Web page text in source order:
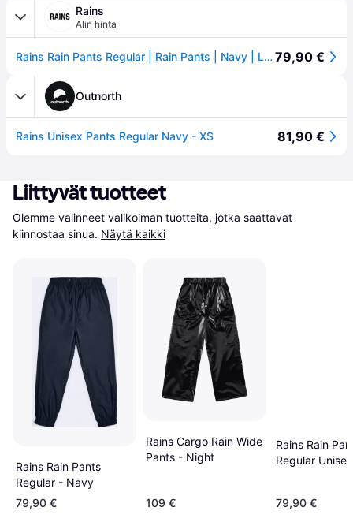
Rains
Alin hinta
Rains Rain Pants Regular | Rain Pants | Navy | L | Male79,90 €
Outnorth
Rains Unisex Pants Regular Navy - XS 81,90 €
Liittyvät tuotteet
Olemme valinneet valikoiman tuotteita, jotka saattavat
kiinnostaa sinua. Näytä kaikki
Rains Rain Pants
Regular - Navy
79,90 €
Rains Cargo Rain Wide
Pants - Night
109 €
Rains Rain
Regular
79,90 €